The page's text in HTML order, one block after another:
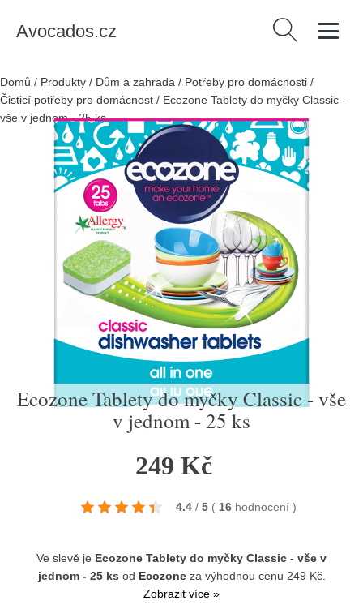
Avocados.cz Vyhledávání
Domů / Produkty / Dům a zahrada / Potřeby pro domácnosti /
Čisticí potřeby pro domácnost / Ecozone Tablety do myčky Classic -
vše v jednom - 25 ks
Ecozone Tablety do myčky Classic - vše
v jednom - 25 ks
249 Kč
4.4 / 5 ( 16 hodnocení )
Ve slevě je Ecozone Tablety do myčky Classic - vše v
jednom - 25 ks od Ecozoneza výhodnou cenu 249 Kč.
Zobrazit více »